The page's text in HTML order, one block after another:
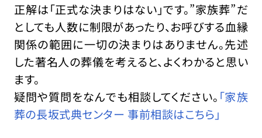
正解は「正式な決まりはない」です。”家族葬”だ
としても人数に制限があったり、お呼びする血縁
関係の範囲に一切の決まりはありません。先述
した著名人の葬儀を考えると、よくわかると思い
ます。
疑問や質問をなんでも相談してください。 「家族
葬の長坂式典センター 事前相談はこちら」